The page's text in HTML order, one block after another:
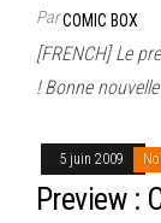
ParCOMIC BOX
[FRENCH] Le
! Bonne
5 juin 2009
Preview :